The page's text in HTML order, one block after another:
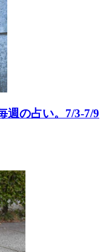
週の占い。7/3-7/9